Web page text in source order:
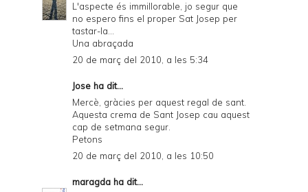
L'aspecte és immillorable, jo segur que
no espero fins el proper Sat Josep per
tastar-la...
Una abraçada
20 de març del 2010, a les 5:34
Jose ha dit...
Mercè, gràcies per aquest regal de sant.
Aquesta crema de Sant Josep cau aquest
cap de setmana segur.
Petons
20 de març del 2010, a les 10:50
maragda ha dit...